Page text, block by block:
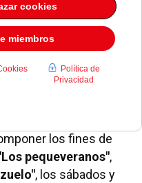
actividades'Pozuelo
los fines de
pequeveranos",
, los sábados y